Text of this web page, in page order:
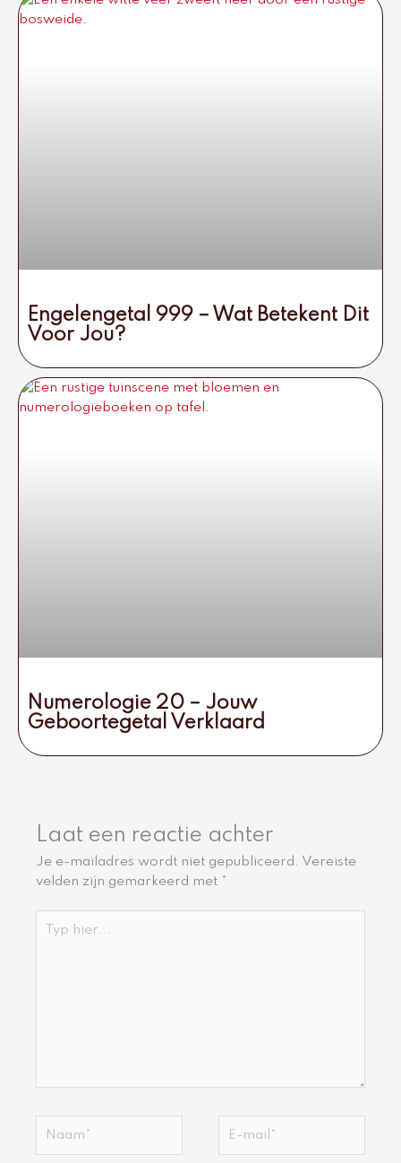
Engelengetal 999 – Wat Betekent Dit
Voor Jou?
Numerologie 20 – Jouw
Geboortegetal Verklaard
Laat een reactie achter
Je e-mailadres wordt niet gepubliceerd. Vereiste
velden zijn gemarkeerd met *
hier...